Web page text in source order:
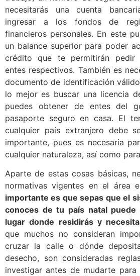
necesitarás una cuenta
ingresar a los fondos de
financieros personales. En este
un balance superior para poder
crédito que te permitirán pedir
entes respectivos. También es
documento de identificación
lo mejor es buscar una licencia
puedes obtener de entes del
pasaporte seguro en casa. El
cualquier país extranjero debe
importante, pues es necesaria
cualquier naturaleza, así como
Aparte de estas cosas básicas,
normativas vigentes en el área
importante es que sepas que el
conoces de tu país natal
lugar donde residirás y
que muchos no consideran
cruzar la calle o dónde
desecho, son consideradas
investigar antes de mudarte